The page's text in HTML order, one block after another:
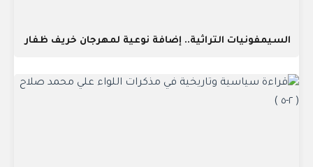
السيمفونيات التراثية.. إضافة نوعية لمهرجان خريف ظفار